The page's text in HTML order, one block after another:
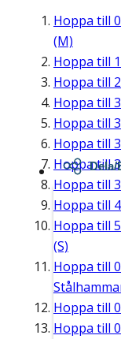
Hoppa till
(M)
Hoppa till
Hoppa till
Hoppa till
Hoppa till
Hoppa till
Hoppa till
Hoppa till
Hoppa till
Hoppa till
(S)
Hoppa till
Hoppa till
Hoppa till
Dela/